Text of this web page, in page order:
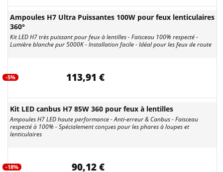
Ampoules H7 Ultra Puissantes 100W pour feux lenticulaires
360°
Kit LED H7 très puissant pour feux à lentilles - Faisceau 100% respecté -
Lumière blanche pur 5000K - Installation facile - Idéal pour les feux de route
-5% 113,91 €
Kit LED canbus H7 85W 360 pour feux à lentilles
Ampoules H7 LED haute performance - Anti-erreur & Canbus - Faisceau
respecté à 100% - Spécialement conçues pour les phares à loupes et
lenticulaires
-18% 90,12 €